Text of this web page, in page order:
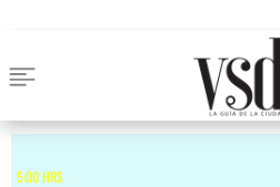
5:00HRS